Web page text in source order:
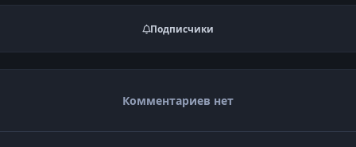
Подписчики
Комментариев нет